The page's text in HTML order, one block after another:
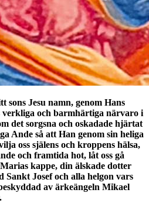
sons Jesu namn, genom Hans
verkliga och barmhärtiga närvaro i
det sorgsna och oskadade hjärtat
Ande så att Han genom sin heliga
oss själens och kroppens hälsa,
och framtida hot, låt oss gå
kappe, din älskade dotter
Sankt Josef och alla helgon vars
av ärkeängeln Mikael